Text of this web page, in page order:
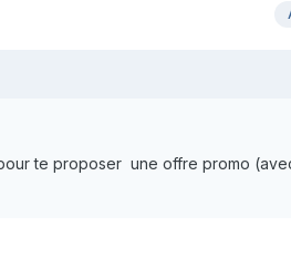
te proposer une offre promo